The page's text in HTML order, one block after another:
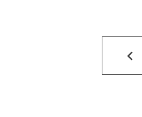
keyboard_arrow_left